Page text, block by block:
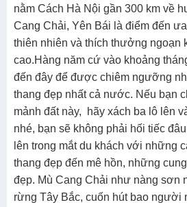
nằm Cách Hà Nội gần 300 km về
Cang Chải, Yên Bái là điểm đến
thiên nhiên và thích thưởng ngoạn
cao.Hàng năm cứ vào khoảng
đến đây để được chiêm ngưỡng
thang đẹp nhất cả nước. Nếu bạn
mảnh đất này, hãy xách ba lô lên
nhé, bạn sẽ không phải hối tiếc
lên trong mắt du khách với những
thang đẹp đến mê hồn, những
đẹp. Mù Cang Chải như nàng sơn
rừng Tây Bắc, cuốn hút bao người